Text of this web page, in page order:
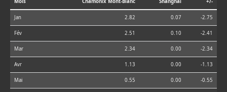
Mois Chamonix Mont-Blanc Shanghai +/-
Jan 2.82 0.07 -2.75
Fév 2.51 0.10 -2.41
Mar 2.34 0.00 -2.34
Avr 1.13 0.00 -1.13
Mai 0.55 0.00 -0.55